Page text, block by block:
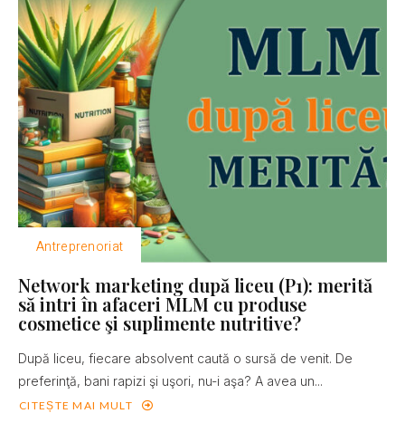
Antreprenoriat
Network marketing după liceu (P1): merită
să intri în afaceri MLM cu produse
cosmetice şi suplimente nutritive?
După liceu, fiecare absolvent caută o sursă de venit. De
preferinţă, bani rapizi şi uşori, nu-i aşa? A avea un...
CITEȘTE MAI MULT